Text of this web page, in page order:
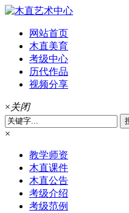
网站首页
木直美育
考级中心
历代作品
视频分享
×关闭
×
教学师资
木直课件
木直公告
考级介绍
考级范例